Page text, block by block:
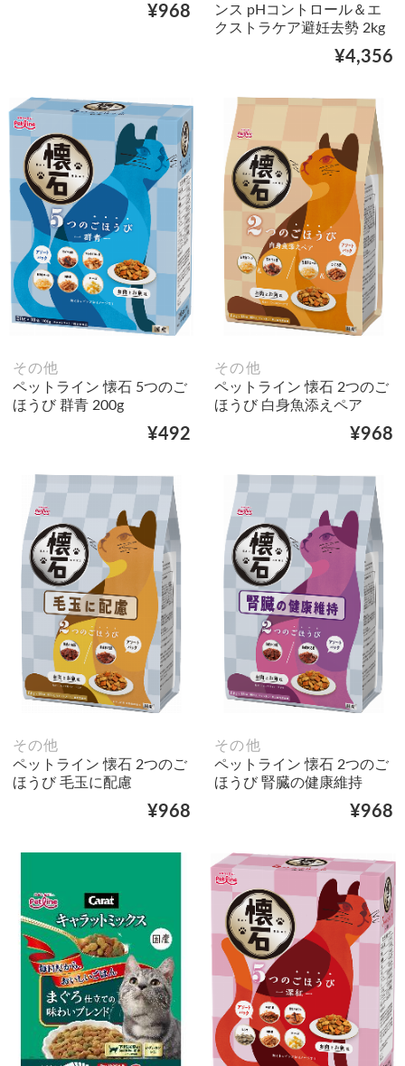
¥968
ンス pHコントロール＆エ
クストラケア避妊去勢 2kg
¥4,356
その他
ペットライン 懐石 5つのご
ほうび 群青 200g
¥492
その他
ペットライン 懐石 2つのご
ほうび 白身魚添えペア
¥968
その他
ペットライン 懐石 2つのご
ほうび 毛玉に配慮
¥968
その他
ペットライン 懐石 2つのご
ほうび 腎臓の健康維持
¥968